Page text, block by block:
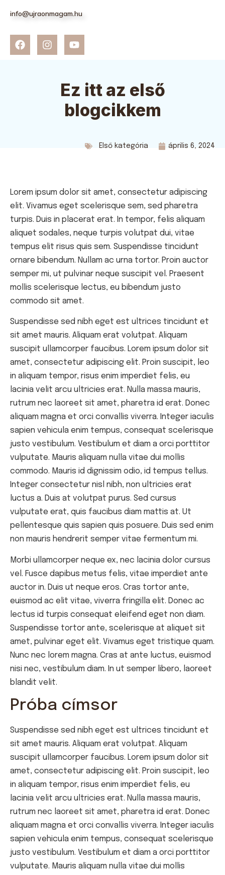
info@ujraonmagam.hu
Ez itt az első
blogcikkem
Első kategória április 6, 2024
Lorem ipsum dolor sit amet, consectetur adipiscing
elit. Vivamus eget scelerisque sem, sed pharetra
turpis. Duis in placerat erat. In tempor, felis aliquam
aliquet sodales, neque turpis volutpat dui, vitae
tempus elit risus quis sem. Suspendisse tincidunt
ornare bibendum. Nullam ac urna tortor. Proin auctor
semper mi, ut pulvinar neque suscipit vel. Praesent
mollis scelerisque lectus, eu bibendum justo
commodo sit amet.
Suspendisse sed nibh eget est ultrices tincidunt et
sit amet mauris. Aliquam erat volutpat. Aliquam
suscipit ullamcorper faucibus. Lorem ipsum dolor sit
amet, consectetur adipiscing elit. Proin suscipit, leo
in aliquam tempor, risus enim imperdiet felis, eu
lacinia velit arcu ultricies erat. Nulla massa mauris,
rutrum nec laoreet sit amet, pharetra id erat. Donec
aliquam magna et orci convallis viverra. Integer iaculis
sapien vehicula enim tempus, consequat scelerisque
justo vestibulum. Vestibulum et diam a orci porttitor
vulputate. Mauris aliquam nulla vitae dui mollis
commodo. Mauris id dignissim odio, id tempus tellus.
Integer consectetur nisl nibh, non ultricies erat
luctus a. Duis at volutpat purus. Sed cursus
vulputate erat, quis faucibus diam mattis at. Ut
pellentesque quis sapien quis posuere. Duis sed enim
non mauris hendrerit semper vitae fermentum mi.
Morbi ullamcorper neque ex, nec lacinia dolor cursus
vel. Fusce dapibus metus felis, vitae imperdiet ante
auctor in. Duis ut neque eros. Cras tortor ante,
euismod ac elit vitae, viverra fringilla elit. Donec ac
lectus id turpis consequat eleifend eget non diam.
Suspendisse tortor ante, scelerisque at aliquet sit
amet, pulvinar eget elit. Vivamus eget tristique quam.
Nunc nec lorem magna. Cras at ante luctus, euismod
nisi nec, vestibulum diam. In ut semper libero, laoreet
blandit velit.
Próba címsor
Suspendisse sed nibh eget est ultrices tincidunt et
sit amet mauris. Aliquam erat volutpat. Aliquam
suscipit ullamcorper faucibus. Lorem ipsum dolor sit
amet, consectetur adipiscing elit. Proin suscipit, leo
in aliquam tempor, risus enim imperdiet felis, eu
lacinia velit arcu ultricies erat. Nulla massa mauris,
rutrum nec laoreet sit amet, pharetra id erat. Donec
aliquam magna et orci convallis viverra. Integer iaculis
sapien vehicula enim tempus, consequat scelerisque
justo vestibulum. Vestibulum et diam a orci porttitor
vulputate. Mauris aliquam nulla vitae dui mollis